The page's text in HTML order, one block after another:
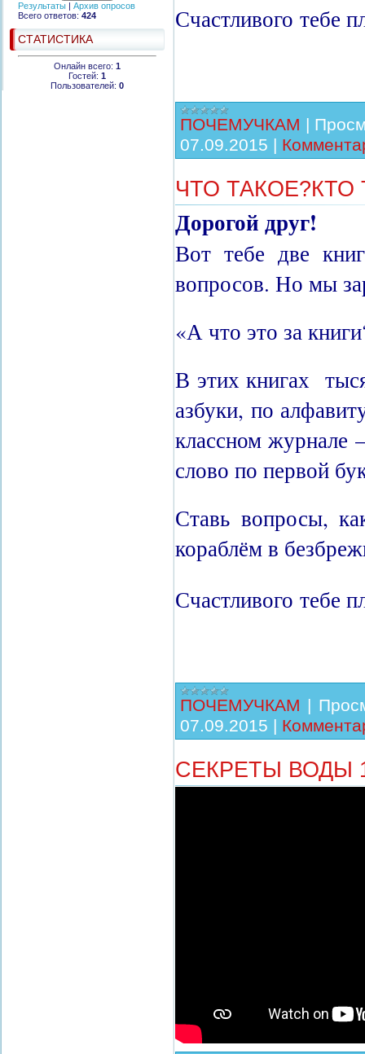
Результаты
Архив опросов
Всего ответов: 424
СТАТИСТИКА
Онлайн всего: 1
Гостей: 1
Пользователей: 0
Счастливого тебе
ПОЧЕМУЧКАМ |
07.09.2015 |
ЧТО ТАКОЕ?КТО
Дорогой друг!
Вот тебе две
вопросов. Но мы
«А что это за
В этих книгах
азбуки, по
классном журнале
слово по первой
Ставь вопросы,
кораблём в
Счастливого тебе
ПОЧЕМУЧКАМ |
07.09.2015 |
СЕКРЕТЫ ВОДЫ